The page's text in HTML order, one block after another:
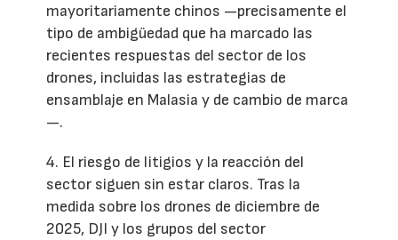
mayoritariamente chinos —precisamente el
tipo de ambigüedad que ha marcado las
recientes respuestas del sector de los
drones, incluidas las estrategias de
ensamblaje en Malasia y de cambio de marca
—.
4. El riesgo de litigios y la reacción del
sector siguen sin estar claros. Tras la
medida sobre los drones de diciembre de
2025, DJI y los grupos del sector